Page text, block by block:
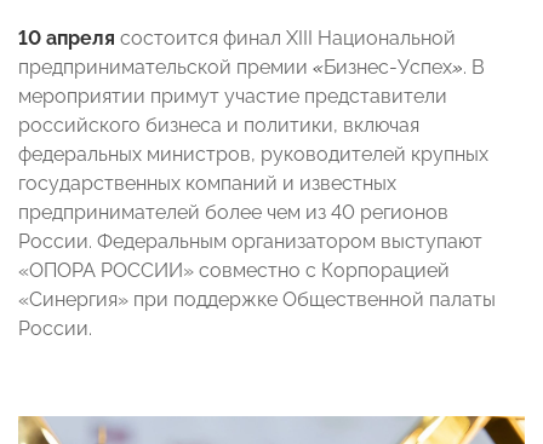
10 апреля состоится финал XIII Национальной
предпринимательской премии «Бизнес-Успех». В
мероприятии примут участие представители
российского бизнеса и политики, включая
федеральных министров, руководителей крупных
государственных компаний и известных
предпринимателей более чем из 40 регионов
России. Федеральным организатором выступают
«ОПОРА РОССИИ» совместно с Корпорацией
«Синергия» при поддержке Общественной палаты
России.